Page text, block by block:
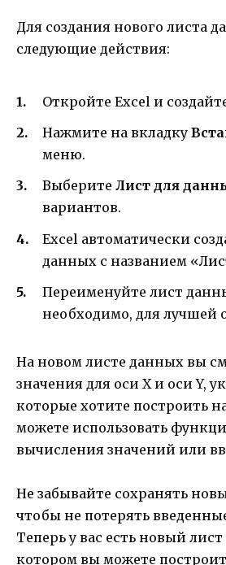
Для создания нового листа
следующие действия:
Откройте Excel и
Нажмите на вкладку
меню.
Выберите Лист для
вариантов.
Excel автоматически
данных с названием
Переименуйте лист
необходимо, для лучшей
На новом листе данных вы
значения для оси X и оси Y,
которые хотите построить
можете использовать
вычисления значений или
Не забывайте сохранять
чтобы не потерять
Теперь у вас есть новый
котором вы можете